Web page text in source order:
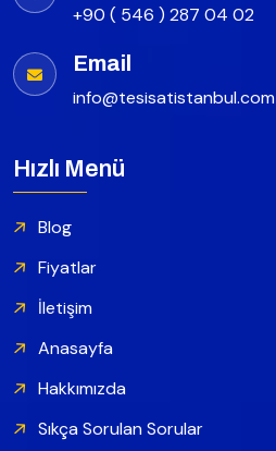
+90 ( 546 ) 287 04 02
Email
info@tesisatistanbul.com
Hızlı Menü
Blog
Fiyatlar
İletişim
Anasayfa
Hakkımızda
Sıkça Sorulan Sorular